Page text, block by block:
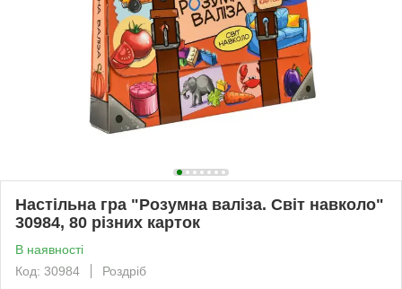
Настільна гра "Розумна валіза. Світ навколо"
30984, 80 різних карток
В наявності
Код: 30984
Роздріб